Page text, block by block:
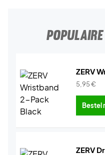
ZERV
5,95€
Bestel
ZERV